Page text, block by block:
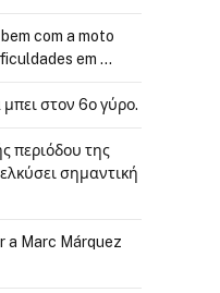
com a moto
em …
στον 6ο γύρο.
περιόδου της
σημαντική
a Marc Márquez